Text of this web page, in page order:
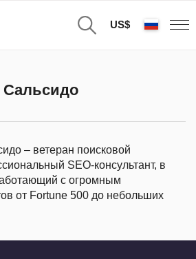
US$
Сальсидо
– ветеран поисковой
SEO-консультант, в
с огромным
от Fortune 500 до небольших